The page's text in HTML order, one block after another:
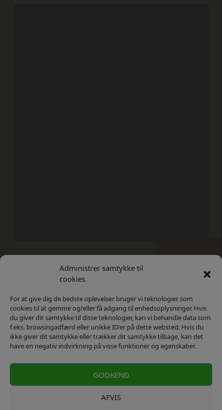
Administrer samtykke til
cookies
For at give dig de bedste oplevelser bruger vi teknologier som
cookies til at gemme og/eller få adgang til enhedsoplysninger. Hvis
du giver dit samtykke til disse teknologier, kan vi behandle data som
f.eks. browsingadfærd eller unikke ID'er på dette websted. Hvis du
ikke giver dit samtykke eller trækker dit samtykke tilbage, kan det
have en negativ indvirkning på visse funktioner og egenskaber.
GODKEND
AFVIS
Kontakt